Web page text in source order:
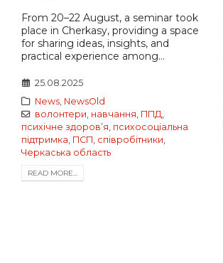
From 20–22 August, a seminar took
place in Cherkasy, providing a space
for sharing ideas, insights, and
practical experience among...
25.08.2025
News, NewsOld
волонтери, навчання, ППД,
психічне здоровʼя, психосоціальна
підтримка, ПСП, співробітники,
Черкаська область
READ MORE...